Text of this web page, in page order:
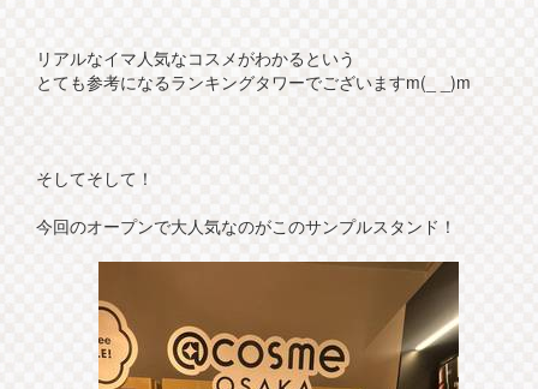
リアルなイマ人気なコスメがわかるという
とても参考になるランキングタワーでございますm(_ _)m
そしてそして！
今回のオープンで大人気なのがこのサンプルスタンド！